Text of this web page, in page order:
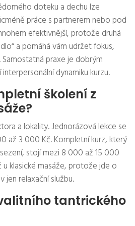
doteku a dechu lze
práce s partnerem nebo pod
efektivnější, protože druhá
a pomáhá vám udržet fokus,
praxe je dobrým
dynamiku kurzu.
školení z
a lokality. Jednorázová lekce se
až 3 000 Kč. Kompletní kurz, který
stojí mezi 8 000 až 15 000
u klasické masáže, protože jde o
jen relaxační službu.
tantrického